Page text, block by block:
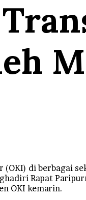
(OKI) di berbagai
Rapat
OKI kemarin.